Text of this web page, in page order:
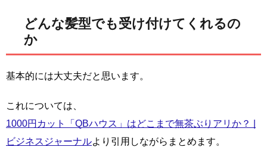
どんな髪型でも受け付けてくれるの
か
基本的には大丈夫だと思います。
これについては、
1000円カット「QBハウス」はどこまで無茶ぶりアリか？ |
ビジネスジャーナルより引用しながらまとめます。